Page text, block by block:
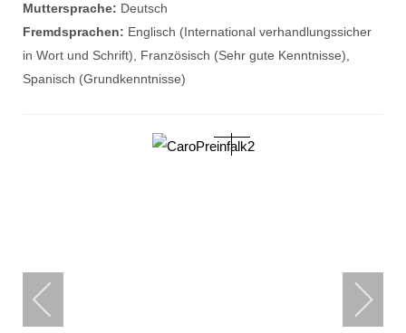
Muttersprache: Deutsch
Fremdsprachen: Englisch (International verhandlungssicher
in Wort und Schrift), Französisch (Sehr gute Kenntnisse),
Spanisch (Grundkenntnisse)